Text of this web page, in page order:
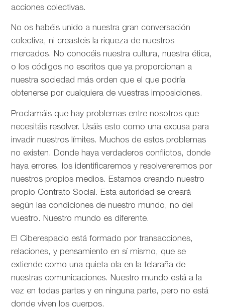
acciones colectivas.
No os habéis unido a nuestra gran conversación
colectiva, ni creasteis la riqueza de nuestros
mercados. No conocéis nuestra cultura, nuestra ética,
o los códigos no escritos que ya proporcionan a
nuestra sociedad más orden que el que podría
obtenerse por cualquiera de vuestras imposiciones.
Proclamáis que hay problemas entre nosotros que
necesitáis resolver. Usáis esto como una excusa para
invadir nuestros límites. Muchos de estos problemas
no existen. Donde haya verdaderos conflictos, donde
haya errores, los identificaremos y resolvereremos por
nuestros propios medios. Estamos creando nuestro
propio Contrato Social. Esta autoridad se creará
según las condiciones de nuestro mundo, no del
vuestro. Nuestro mundo es diferente.
El Ciberespacio está formado por transacciones,
relaciones, y pensamiento en sí mismo, que se
extiende como una quieta ola en la telaraña de
nuestras comunicaciones. Nuestro mundo está a la
vez en todas partes y en ninguna parte, pero no está
donde viven los cuerpos.